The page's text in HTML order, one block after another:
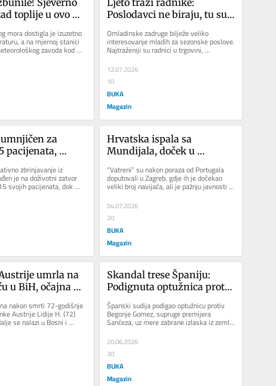
toplije u ovo
mora dostigla je izuzetno
a na mjernoj stanici
zavoda kod
Poslodavci ne biraju, tu su i
Omladinske zadruge bilježe veliko
interesovanje mladih za sezonske poslove.
Najtraženiji su radnici u trgovini,
ugostiteljstvu, administraciji i...
12.07.2026
10
BUKA
Magazin
za
pacijenata,
zbrinjavanje iz
je na doživotni zatvor
svojih pacijenata, dok
da bi broj...
Hrvatska ispala sa
Mundijala, doček u
Thompsonove pjesme:
Nastala velika polemika
“Vatreni” su nakon poraza od Portugala
doputovali u Zagreb, gdje ih je dočekao
veliki broj navijača, ali je pažnju javnosti
privukla atmosfera...
04.07.2026
20
BUKA
Magazin
umrla na
u BiH, očajna
ne može da je
nakon smrti 72-godišnje
Austrije Lidije H. (72)
se nalazi u Bosni i
Skandal trese Španiju:
Podignuta optužnica protiv
supruge premijera Pedra
Sančeza
Španski sudija podigao optužnicu protiv
Begonje Gomez, supruge premijera
Sančeza, uz mere zabrane izlaska iz zemlje
i obavezno javljanje sudu....
20.06.2026
30
BUKA
Magazin